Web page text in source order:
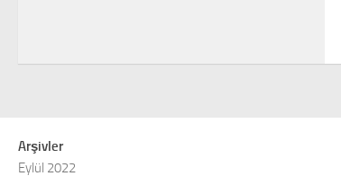
Arşivler
Eylül 2022